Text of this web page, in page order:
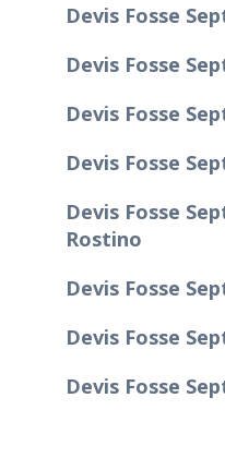
Devis Fosse
Devis Fosse
Devis Fosse
Devis Fosse
Devis Fosse
Rostino
Devis Fosse
Devis Fosse
Devis Fosse